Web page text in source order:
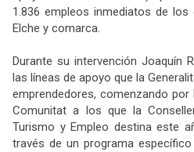
1.836 empleos inmediatos de
Elche y comarca.
Durante su intervención Joaquín
las líneas de apoyo que la
emprendedores, comenzando
Comunitat a los que la
Turismo y Empleo destina este
través de un programa